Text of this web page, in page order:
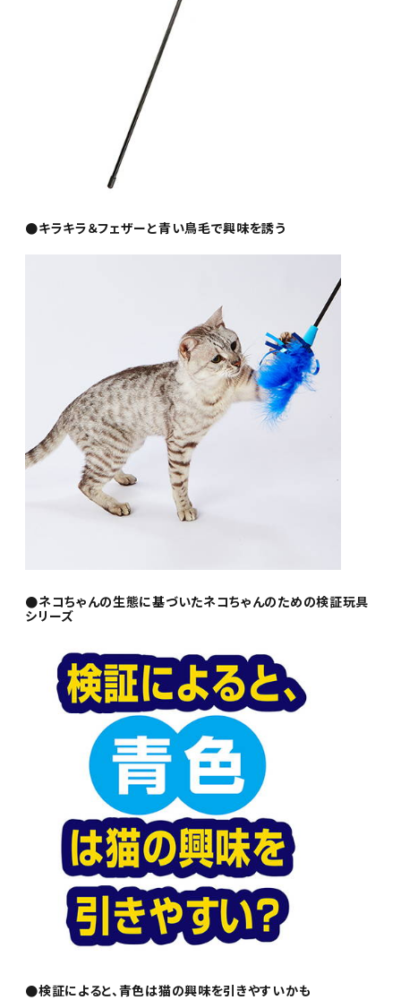
●キラキラ＆フェザーと青い鳥毛で興味を誘う
●ネコちゃんの生態に基づいたネコちゃんのための検証玩具
シリーズ
●検証によると、青色は猫の興味を引きやすいかも